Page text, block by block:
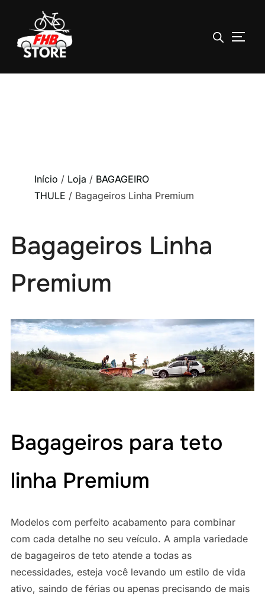
Início / Loja / BAGAGEIRO
THULE / Bagageiros Linha Premium
Bagageiros Linha
Premium
Bagageiros para teto
linha Premium
Modelos com perfeito acabamento para combinar
com cada detalhe no seu veículo. A ampla variedade
de bagageiros de teto atende a todas as
necessidades, esteja você levando um estilo de vida
ativo, saindo de férias ou apenas precisando de mais